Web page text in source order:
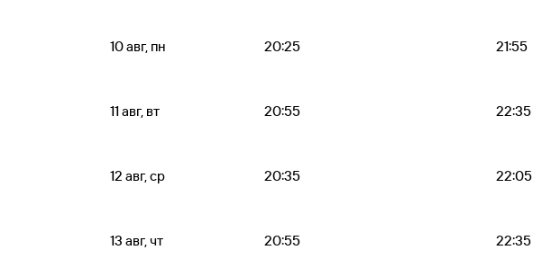
10 авг, пн 20:25 21:55
11 авг, вт 20:55 22:35
12 авг, ср 20:35 22:05
13 авг, чт 20:55 22:35